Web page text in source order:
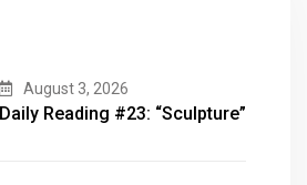
August 3, 2026
Daily Reading #23: “Sculpture”